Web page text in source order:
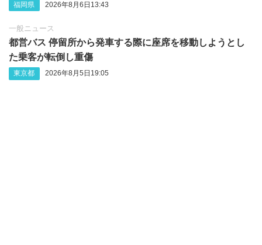
福岡県 2026年8月6日13:43
一般ニュース
都営バス 停留所から発車する際に座席を移動しようとし
た乗客が転倒し重傷
東京都 2026年8月5日19:05